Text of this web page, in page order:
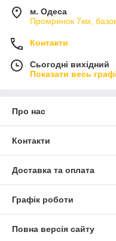
м. Одеса
Промринок 7км,
Контакти
Сьогодні вихідний
Показати весь
Про нас
Контакти
Доставка та оплата
Графік роботи
Повна версія сайту